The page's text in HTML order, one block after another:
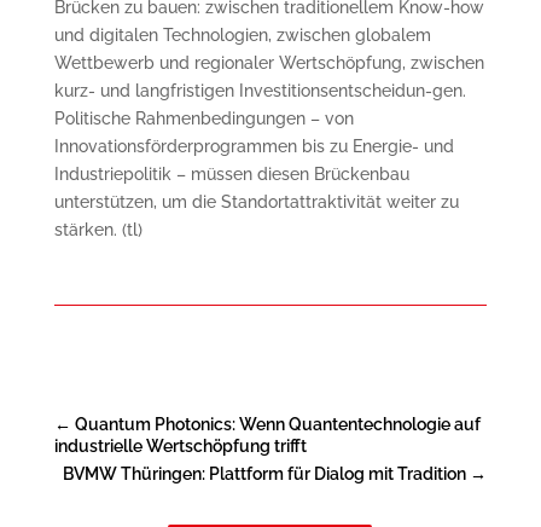
Brücken zu bauen: zwischen traditionellem Know-how
und digitalen Technologien, zwischen globalem
Wettbewerb und regionaler Wertschöpfung, zwischen
kurz- und langfristigen Investitionsentscheidun-gen.
Politische Rahmenbedingungen – von
Innovationsförderprogrammen bis zu Energie- und
Industriepolitik – müssen diesen Brückenbau
unterstützen, um die Standortattraktivität weiter zu
stärken. (tl)
← Quantum Photonics: Wenn Quantentechnologie auf
industrielle Wertschöpfung trifft
BVMW Thüringen: Plattform für Dialog mit Tradition →